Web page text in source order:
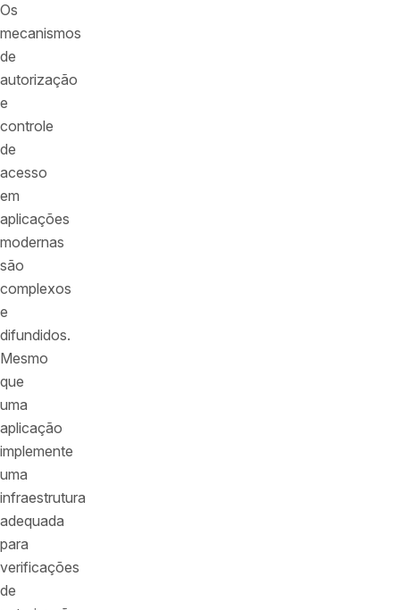
Os
mecanismos
de
autorização
e
controle
de
acesso
em
aplicações
modernas
são
complexos
e
difundidos.
Mesmo
que
uma
aplicação
implemente
uma
infraestrutura
adequada
para
verificações
de